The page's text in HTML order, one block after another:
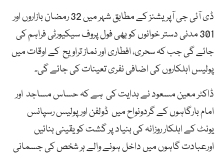
ڈی آئی جی آپریشنز کے مطابق شہر میں 32 رمضان بازاروں اور
301 مدنی دستر خوانوں کو بھی فول پروف سیکیورٹی فراہم کی
جائے گی جب کہ سحری، افطاری اور نماز تراویح کے اوقات میں
پولیس اہلکاروں کی اضافی نفری تعینات کی جائے گی۔
ڈاکٹر معین مسعود نے ہدایت کی ہے کہ حساس مساجد اور
امام بارگاہوں کے گردونواح میں ڈولفن اور پولیس رسپانس
یونٹ کے اہلکار روزانہ کی بنیاد پر گشت کو یقینی بنائیں
اورعبادت گاہوں میں داخل ہونے والے ہر شخص کی جسمانی